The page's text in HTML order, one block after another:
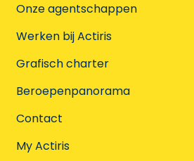
Onze agentschappen
Werken bij Actiris
Grafisch charter
Beroepenpanorama
Contact
My Actiris